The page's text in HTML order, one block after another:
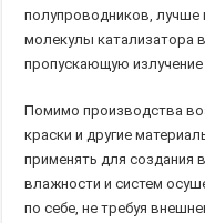
полупроводников,
молекулы катализатора
пропускающую излучение
Помимо производства
краски и другие
применять для создания
влажности и систем
по себе, не требуя